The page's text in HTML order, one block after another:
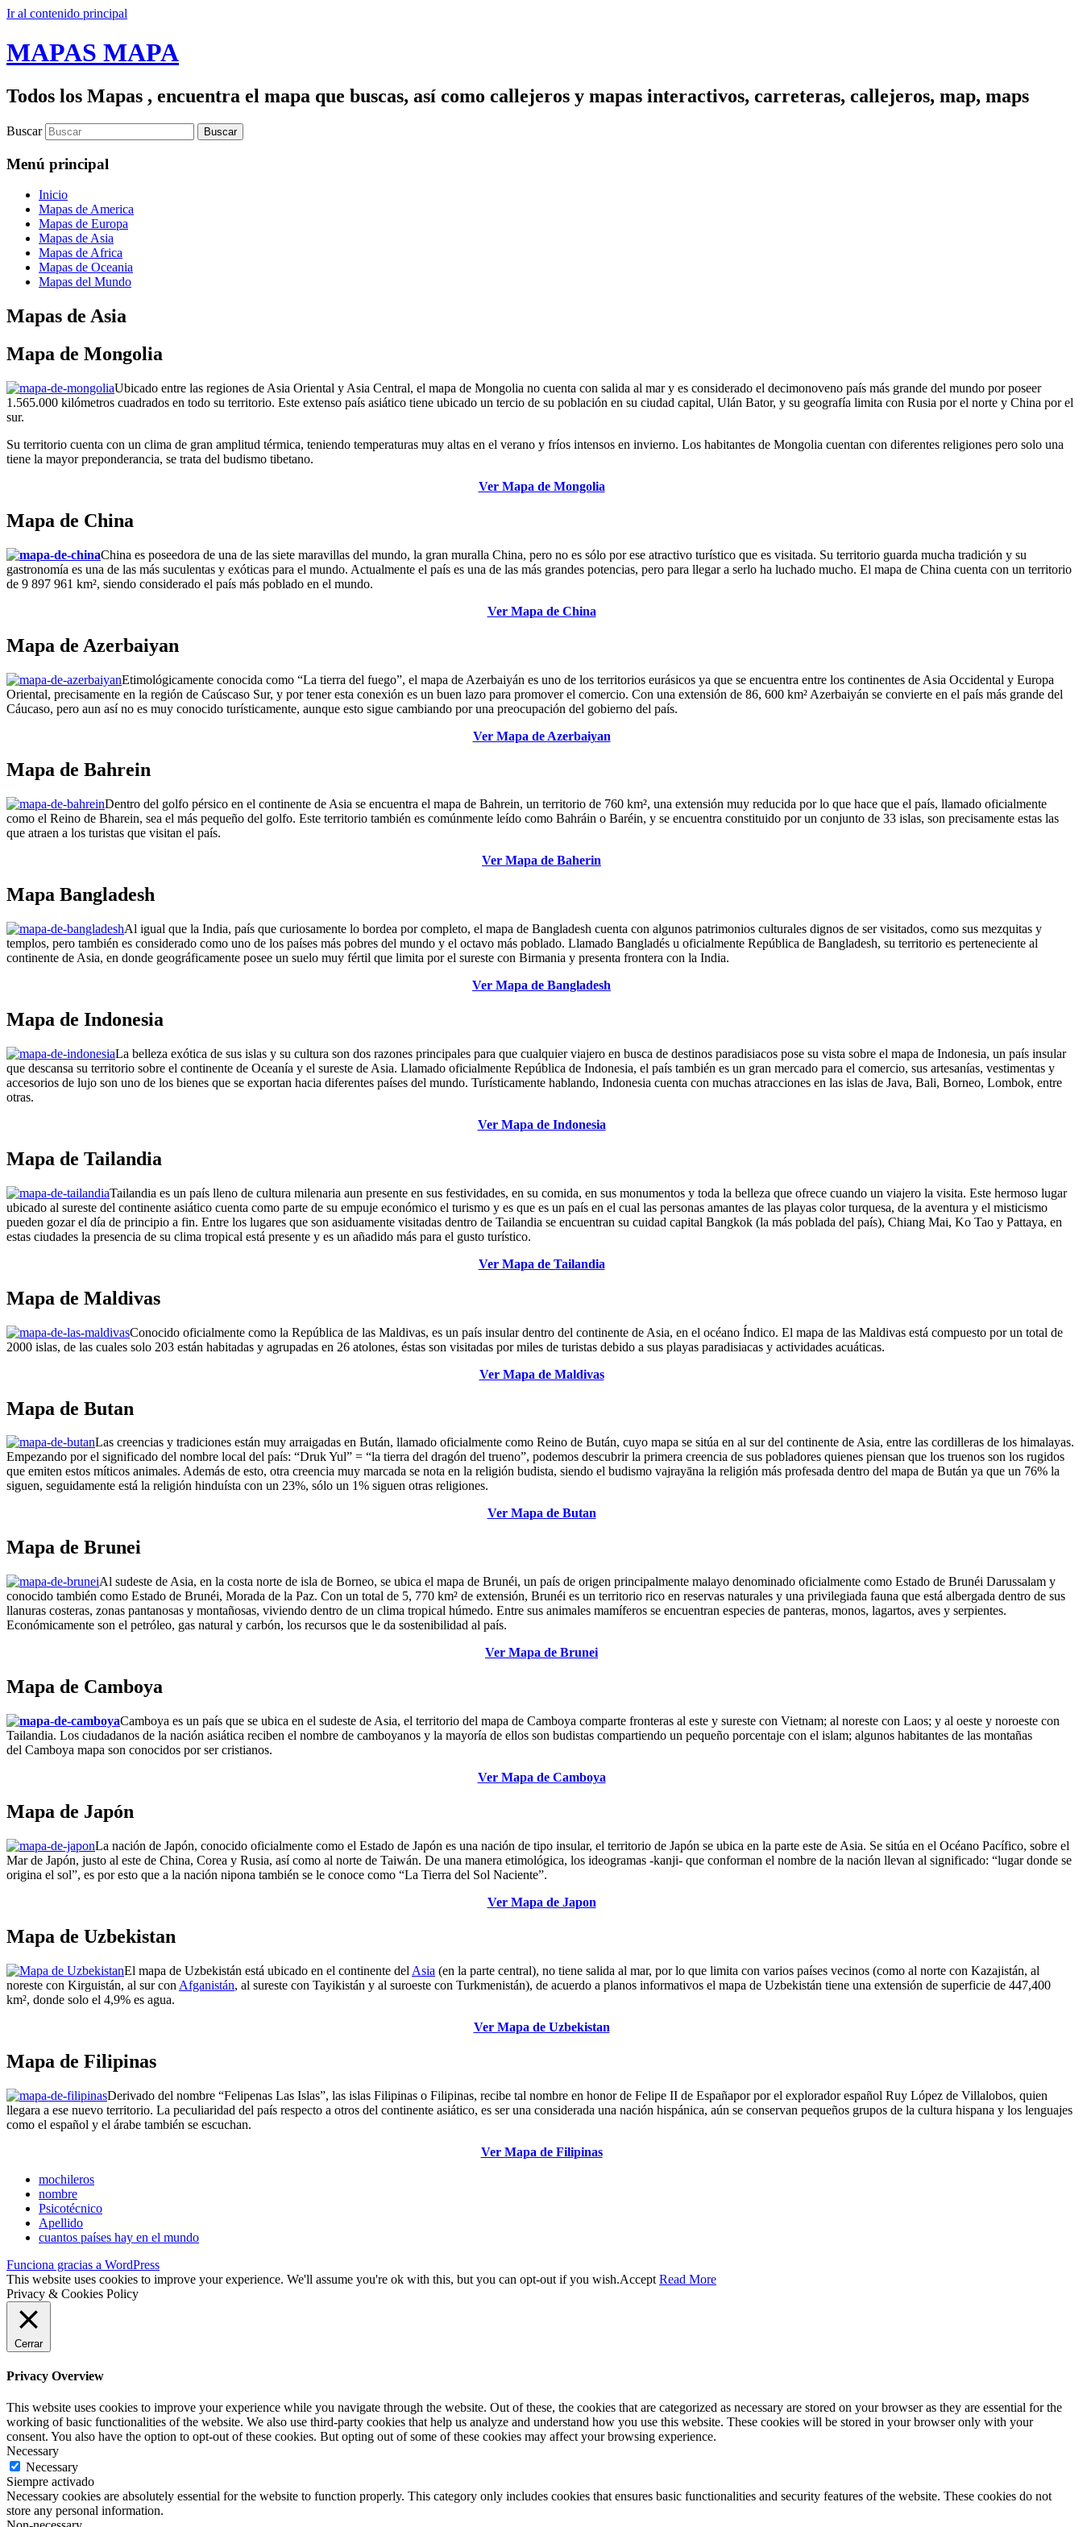
Ir al contenido principal
MAPAS MAPA
Todos los Mapas , encuentra el mapa que buscas, así como callejeros y mapas interactivos, carreteras, callejeros, map, maps
Buscar
Menú principal
Inicio
Mapas de America
Mapas de Europa
Mapas de Asia
Mapas de Africa
Mapas de Oceania
Mapas del Mundo
Mapas de Asia
Mapa de Mongolia
Ubicado entre las regiones de Asia Oriental y Asia Central, el mapa de Mongolia no cuenta con salida al mar y es considerado el decimonoveno país más grande del mundo por poseer
1.565.000 kilómetros cuadrados en todo su territorio. Este extenso país asiático tiene ubicado un tercio de su población en su ciudad capital, Ulán Bator, y su geografía limita con Rusia por el norte y China por el
sur.
Su territorio cuenta con un clima de gran amplitud térmica, teniendo temperaturas muy altas en el verano y fríos intensos en invierno. Los habitantes de Mongolia cuentan con diferentes religiones pero solo una
tiene la mayor preponderancia, se trata del budismo tibetano.
Ver Mapa de Mongolia
Mapa de China
China es poseedora de una de las siete maravillas del mundo, la gran muralla China, pero no es sólo por ese atractivo turístico que es visitada. Su territorio guarda mucha tradición y su
gastronomía es una de las más suculentas y exóticas para el mundo. Actualmente el país es una de las más grandes potencias, pero para llegar a serlo ha luchado mucho. El mapa de China cuenta con un territorio
de 9 897 961 km², siendo considerado el país más poblado en el mundo.
Ver Mapa de China
Mapa de Azerbaiyan
Etimológicamente conocida como “La tierra del fuego”, el mapa de Azerbaiyán es uno de los territorios eurásicos ya que se encuentra entre los continentes de Asia Occidental y Europa
Oriental, precisamente en la región de Caúscaso Sur, y por tener esta conexión es un buen lazo para promover el comercio. Con una extensión de 86, 600 km² Azerbaiyán se convierte en el país más grande del
Cáucaso, pero aun así no es muy conocido turísticamente, aunque esto sigue cambiando por una preocupación del gobierno del país.
Ver Mapa de Azerbaiyan
Mapa de Bahrein
Dentro del golfo pérsico en el continente de Asia se encuentra el mapa de Bahrein, un territorio de 760 km², una extensión muy reducida por lo que hace que el país, llamado oficialmente
como el Reino de Bharein, sea el más pequeño del golfo. Este territorio también es comúnmente leído como Bahráin o Baréin, y se encuentra constituido por un conjunto de 33 islas, son precisamente estas las
que atraen a los turistas que visitan el país.
Ver Mapa de Baherin
Mapa Bangladesh
Al igual que la India, país que curiosamente lo bordea por completo, el mapa de Bangladesh cuenta con algunos patrimonios culturales dignos de ser visitados, como sus mezquitas y
templos, pero también es considerado como uno de los países más pobres del mundo y el octavo más poblado. Llamado Bangladés u oficialmente República de Bangladesh, su territorio es perteneciente al
continente de Asia, en donde geográficamente posee un suelo muy fértil que limita por el sureste con Birmania y presenta frontera con la India.
Ver Mapa de Bangladesh
Mapa de Indonesia
La belleza exótica de sus islas y su cultura son dos razones principales para que cualquier viajero en busca de destinos paradisiacos pose su vista sobre el mapa de Indonesia, un país insular
que descansa su territorio sobre el continente de Oceanía y el sureste de Asia. Llamado oficialmente República de Indonesia, el país también es un gran mercado para el comercio, sus artesanías, vestimentas y
accesorios de lujo son uno de los bienes que se exportan hacia diferentes países del mundo. Turísticamente hablando, Indonesia cuenta con muchas atracciones en las islas de Java, Bali, Borneo, Lombok, entre
otras.
Ver Mapa de Indonesia
Mapa de Tailandia
Tailandia es un país lleno de cultura milenaria aun presente en sus festividades, en su comida, en sus monumentos y toda la belleza que ofrece cuando un viajero la visita. Este hermoso lugar
ubicado al sureste del continente asiático cuenta como parte de su empuje económico el turismo y es que es un país en el cual las personas amantes de las playas color turquesa, de la aventura y el misticismo
pueden gozar el día de principio a fin. Entre los lugares que son asiduamente visitadas dentro de Tailandia se encuentran su cuidad capital Bangkok (la más poblada del país), Chiang Mai, Ko Tao y Pattaya, en
estas ciudades la presencia de su clima tropical está presente y es un añadido más para el gusto turístico.
Ver Mapa de Tailandia
Mapa de Maldivas
Conocido oficialmente como la República de las Maldivas, es un país insular dentro del continente de Asia, en el océano Índico. El mapa de las Maldivas está compuesto por un total de
2000 islas, de las cuales solo 203 están habitadas y agrupadas en 26 atolones, éstas son visitadas por miles de turistas debido a sus playas paradisiacas y actividades acuáticas.
Ver Mapa de Maldivas
Mapa de Butan
Las creencias y tradiciones están muy arraigadas en Bután, llamado oficialmente como Reino de Bután, cuyo mapa se sitúa en al sur del continente de Asia, entre las cordilleras de los himalayas.
Empezando por el significado del nombre local del país: “Druk Yul” = “la tierra del dragón del trueno”, podemos descubrir la primera creencia de sus pobladores quienes piensan que los truenos son los rugidos
que emiten estos míticos animales. Además de esto, otra creencia muy marcada se nota en la religión budista, siendo el budismo vajrayāna la religión más profesada dentro del mapa de Bután ya que un 76% la
siguen, seguidamente está la religión hinduísta con un 23%, sólo un 1% siguen otras religiones.
Ver Mapa de Butan
Mapa de Brunei
Al sudeste de Asia, en la costa norte de isla de Borneo, se ubica el mapa de Brunéi, un país de origen principalmente malayo denominado oficialmente como Estado de Brunéi Darussalam y
conocido también como Estado de Brunéi, Morada de la Paz. Con un total de 5, 770 km² de extensión, Brunéi es un territorio rico en reservas naturales y una privilegiada fauna que está albergada dentro de sus
llanuras costeras, zonas pantanosas y montañosas, viviendo dentro de un clima tropical húmedo. Entre sus animales mamíferos se encuentran especies de panteras, monos, lagartos, aves y serpientes.
Económicamente son el petróleo, gas natural y carbón, los recursos que le da sostenibilidad al país.
Ver Mapa de Brunei
Mapa de Camboya
Camboya es un país que se ubica en el sudeste de Asia, el territorio del mapa de Camboya comparte fronteras al este y sureste con Vietnam; al noreste con Laos; y al oeste y noroeste con
Tailandia. Los ciudadanos de la nación asiática reciben el nombre de camboyanos y la mayoría de ellos son budistas compartiendo un pequeño porcentaje con el islam; algunos habitantes de las montañas
del Camboya mapa son conocidos por ser cristianos.
Ver Mapa de Camboya
Mapa de Japón
La nación de Japón, conocido oficialmente como el Estado de Japón es una nación de tipo insular, el territorio de Japón se ubica en la parte este de Asia. Se sitúa en el Océano Pacífico, sobre el
Mar de Japón, justo al este de China, Corea y Rusia, así como al norte de Taiwán. De una manera etimológica, los ideogramas -kanji- que conforman el nombre de la nación llevan al significado: “lugar donde se
origina el sol”, es por esto que a la nación nipona también se le conoce como “La Tierra del Sol Naciente”.
Ver Mapa de Japon
Mapa de Uzbekistan
El mapa de Uzbekistán está ubicado en el continente del Asia (en la parte central), no tiene salida al mar, por lo que limita con varios países vecinos (como al norte con Kazajistán, al
noreste con Kirguistán, al sur con Afganistán, al sureste con Tayikistán y al suroeste con Turkmenistán), de acuerdo a planos informativos el mapa de Uzbekistán tiene una extensión de superficie de 447,400
km², donde solo el 4,9% es agua.
Ver Mapa de Uzbekistan
Mapa de Filipinas
Derivado del nombre “Felipenas Las Islas”, las islas Filipinas o Filipinas, recibe tal nombre en honor de Felipe II de Españapor por el explorador español Ruy López de Villalobos, quien
llegara a ese nuevo territorio. La peculiaridad del país respecto a otros del continente asiático, es ser una considerada una nación hispánica, aún se conservan pequeños grupos de la cultura hispana y los lenguajes
como el español y el árabe también se escuchan.
Ver Mapa de Filipinas
mochileros
nombre
Psicotécnico
Apellido
cuantos países hay en el mundo
Funciona gracias a WordPress
This website uses cookies to improve your experience. We'll assume you're ok with this, but you can opt-out if you wish.Accept Read More
Privacy & Cookies Policy
Cerrar
Privacy Overview
This website uses cookies to improve your experience while you navigate through the website. Out of these, the cookies that are categorized as necessary are stored on your browser as they are essential for the
working of basic functionalities of the website. We also use third-party cookies that help us analyze and understand how you use this website. These cookies will be stored in your browser only with your
consent. You also have the option to opt-out of these cookies. But opting out of some of these cookies may affect your browsing experience.
Necessary
Necessary
Siempre activado
Necessary cookies are absolutely essential for the website to function properly. This category only includes cookies that ensures basic functionalities and security features of the website. These cookies do not
store any personal information.